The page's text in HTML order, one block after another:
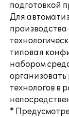
подготовкой
Для
типовая
набором
организовать
технологов в
*